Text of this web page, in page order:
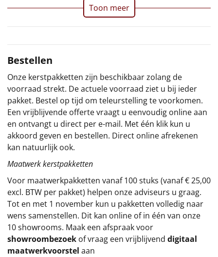
Sinterklaaspakketten
Kerstgeschenken 2026
Relatiegeschenken
Cadeaubon
Per stuk
Alle overige
Toon meer
Bestellen
Onze kerstpakketten zijn beschikbaar zolang de
voorraad strekt. De actuele voorraad ziet u bij ieder
pakket. Bestel op tijd om teleurstelling te voorkomen.
Een vrijblijvende offerte vraagt u eenvoudig online aan
en ontvangt u direct per e-mail. Met één klik kun u
akkoord geven en bestellen. Direct online afrekenen
kan natuurlijk ook.
Maatwerk kerstpakketten
Voor maatwerkpakketten vanaf 100 stuks (vanaf € 25,00
excl. BTW per pakket) helpen onze adviseurs u graag.
Tot en met 1 november kun u pakketten volledig naar
wens samenstellen. Dit kan online of in één van onze
10 showrooms. Maak een afspraak voor
showroombezoek of vraag een vrijblijvend digitaal
maatwerkvoorstel aan